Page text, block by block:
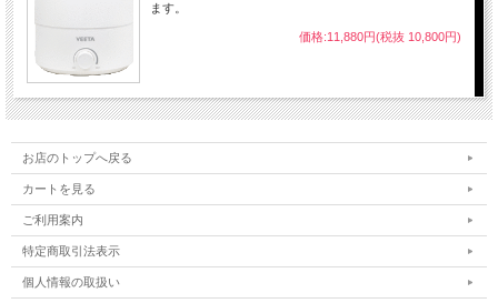
ます。
価格:11,880円(税抜 10,800円)
お店のトップへ戻る
カートを見る
ご利用案内
特定商取引法表示
個人情報の取扱い